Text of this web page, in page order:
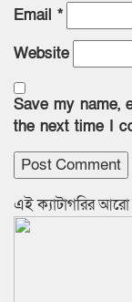
Email *
Website
Save my name,
the next time I
‍এই ক্যাটাগরির ‍আরো